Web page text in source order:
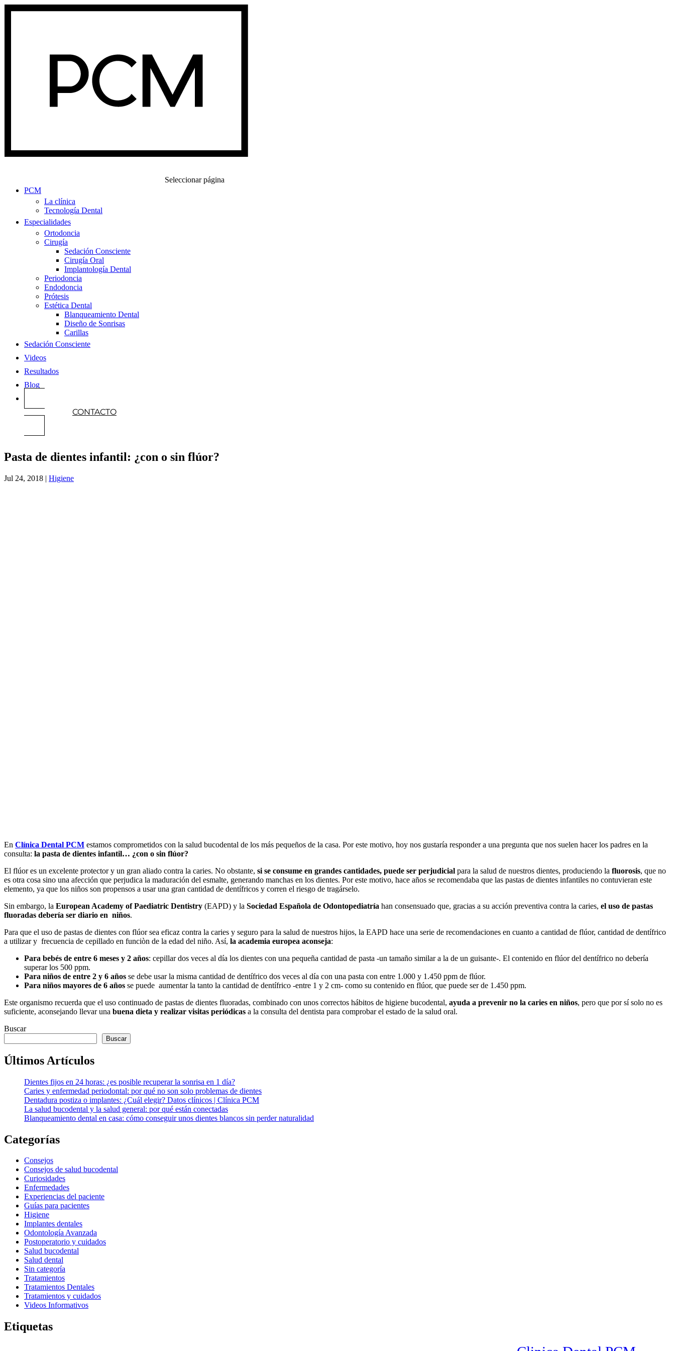
PCM
La clínica
Tecnología Dental
Especialidades
Ortodoncia
Cirugía
Sedación Consciente
Cirugía Oral
Implantología Dental
Periodoncia
Endodoncia
Prótesis
Estética Dental
Blanqueamiento Dental
Diseño de Sonrisas
Carillas
Sedación Consciente
Videos
Resultados
Blog
CONTACTO
Seleccionar página
Pasta de dientes infantil: ¿con o sin flúor?
Jul 24, 2018 | Higiene
En Clínica Dental PCM estamos comprometidos con la salud bucodental de los más pequeños de la casa. Por este motivo, hoy nos gustaría responder a una pregunta que nos suelen hacer los padres en la
consulta: la pasta de dientes infantil… ¿con o sin flúor?
El flúor es un excelente protector y un gran aliado contra la caries. No obstante, si se consume en grandes cantidades, puede ser perjudicial para la salud de nuestros dientes, produciendo la fluorosis, que no
es otra cosa sino una afección que perjudica la maduración del esmalte, generando manchas en los dientes. Por este motivo, hace años se recomendaba que las pastas de dientes infantiles no contuvieran este
elemento, ya que los niños son propensos a usar una gran cantidad de dentífricos y corren el riesgo de tragárselo.
Sin embargo, la European Academy of Paediatric Dentistry (EAPD) y la Sociedad Española de Odontopediatría han consensuado que, gracias a su acción preventiva contra la caries, el uso de pastas
fluoradas debería ser diario en niños.
Para que el uso de pastas de dientes con flúor sea eficaz contra la caries y seguro para la salud de nuestros hijos, la EAPD hace una serie de recomendaciones en cuanto a cantidad de flúor, cantidad de dentífrico
a utilizar y frecuencia de cepillado en funciòn de la edad del niño. Así, la academia europea aconseja:
Para bebés de entre 6 meses y 2 años: cepillar dos veces al día los dientes con una pequeña cantidad de pasta -un tamaño similar a la de un guisante-. El contenido en flúor del dentífrico no debería
superar los 500 ppm.
Para niños de entre 2 y 6 años se debe usar la misma cantidad de dentífrico dos veces al día con una pasta con entre 1.000 y 1.450 ppm de flúor.
Para niños mayores de 6 años se puede aumentar la tanto la cantidad de dentífrico -entre 1 y 2 cm- como su contenido en flúor, que puede ser de 1.450 ppm.
Este organismo recuerda que el uso continuado de pastas de dientes fluoradas, combinado con unos correctos hábitos de higiene bucodental, ayuda a prevenir no la caries en niños, pero que por sí solo no es
suficiente, aconsejando llevar una buena dieta y realizar visitas periódicas a la consulta del dentista para comprobar el estado de la salud oral.
Buscar
Buscar
Últimos Artículos
Dientes fijos en 24 horas: ¿es posible recuperar la sonrisa en 1 día?
Caries y enfermedad periodontal: por qué no son solo problemas de dientes
Dentadura postiza o implantes: ¿Cuál elegir? Datos clínicos | Clínica PCM
La salud bucodental y la salud general: por qué están conectadas
Blanqueamiento dental en casa: cómo conseguir unos dientes blancos sin perder naturalidad
Categorías
Consejos
Consejos de salud bucodental
Curiosidades
Enfermedades
Experiencias del paciente
Guías para pacientes
Higiene
Implantes dentales
Odontología Avanzada
Postoperatorio y cuidados
Salud bucodental
Salud dental
Sin categoría
Tratamientos
Tratamientos Dentales
Tratamientos y cuidados
Videos Informativos
Etiquetas